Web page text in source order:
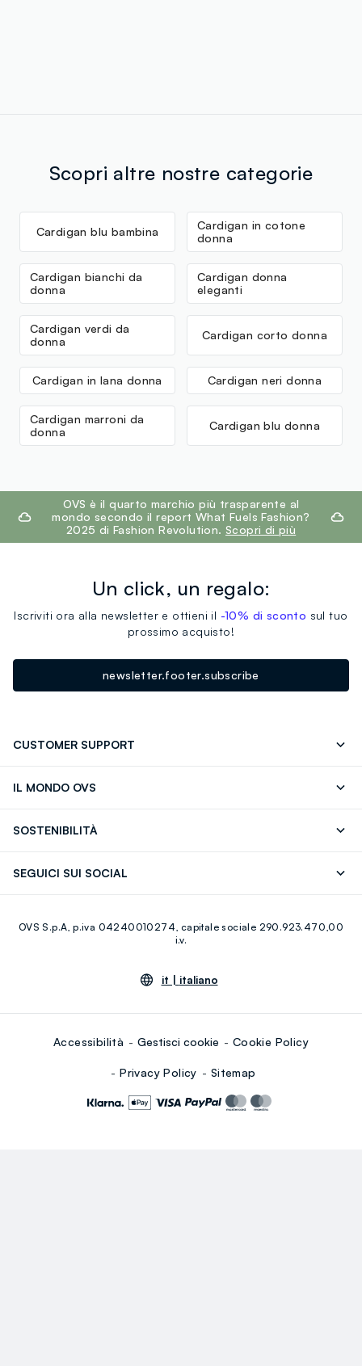
Scopri altre nostre categorie
Cardigan blu bambina
Cardigan in cotone
donna
Cardigan bianchi da
donna
Cardigan donna
eleganti
Cardigan verdi da
donna
Cardigan corto donna
Cardigan in lana donna Cardigan neri donna
Cardigan marroni da
donna
Cardigan blu donna
footer.ariatitleOVS è il quarto marchio più trasparente al
mondo secondo il report What Fuels Fashion?
2025 di Fashion Revolution. Scopri di più
Un click, un regalo:
Iscriviti ora alla newsletter e ottieni il -10% di sconto sul tuo
prossimo acquisto!
newsletter.footer.subscribe
CUSTOMER SUPPORT
IL MONDO OVS
Giftcard
SOSTENIBILITÀ
SEGUICI SUI SOCIAL
Youtube Linkedin
OVS S.p.A, p.iva 04240010274, capitale sociale 290.923.470,00
i.v.
it | italiano
Accessibilità Gestisci cookie Cookie Policy
Privacy Policy Sitemap